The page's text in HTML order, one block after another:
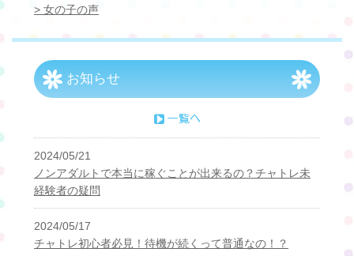
> 女の子の声
お知らせ
2024/05/21
ノンアダルトで本当に稼ぐことが出来るの？チャトレ未
経験者の疑問
2024/05/17
チャトレ初心者必見！待機が続くって普通なの！？